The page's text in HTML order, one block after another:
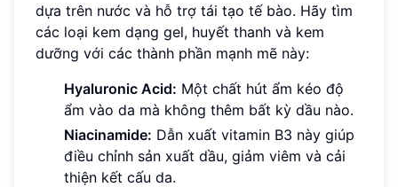
dựa trên nước và hỗ trợ tái tạo tế bào. Hãy tìm
các loại kem dạng gel, huyết thanh và kem
dưỡng với các thành phần mạnh mẽ này:
Hyaluronic Acid: Một chất hút ẩm kéo độ
ẩm vào da mà không thêm bất kỳ dầu nào.
Niacinamide: Dẫn xuất vitamin B3 này giúp
điều chỉnh sản xuất dầu, giảm viêm và cải
thiện kết cấu da.